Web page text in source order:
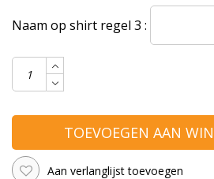
Naam op shirt regel 3 :
TOEVOEGEN AAN
Aan verlanglijst toevoegen